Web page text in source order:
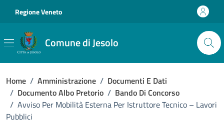
Regione Veneto
Comune di Jesolo
Home / Amministrazione / Documenti E Dati
/ Documento Albo Pretorio / Bando Di Concorso
/ Avviso Per Mobilità Esterna Per Istruttore Tecnico – Lavori
Pubblici